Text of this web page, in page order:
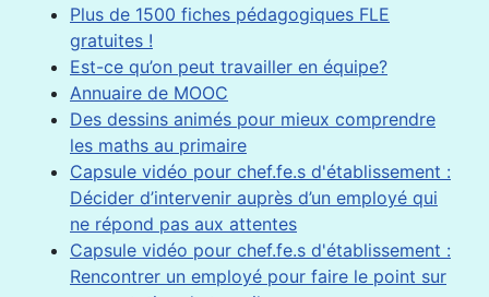
Plus de 1500 fiches pédagogiques FLE
gratuites !
Est-ce qu’on peut travailler en équipe?
Annuaire de MOOC
Des dessins animés pour mieux comprendre
les maths au primaire
Capsule vidéo pour chef.fe.s d'établissement :
Décider d’intervenir auprès d’un employé qui
ne répond pas aux attentes
Capsule vidéo pour chef.fe.s d'établissement :
Rencontrer un employé pour faire le point sur